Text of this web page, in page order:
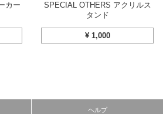
カー
SPECIAL OTHERS アクリルス
タンド
¥ 1,000
ヘルプ